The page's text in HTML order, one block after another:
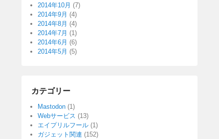
2014年10月 (7)
2014年9月 (4)
2014年8月 (4)
2014年7月 (1)
2014年6月 (6)
2014年5月 (5)
カテゴリー
Mastodon (1)
Webサービス (13)
エイプリルフール (1)
ガジェット関連 (152)